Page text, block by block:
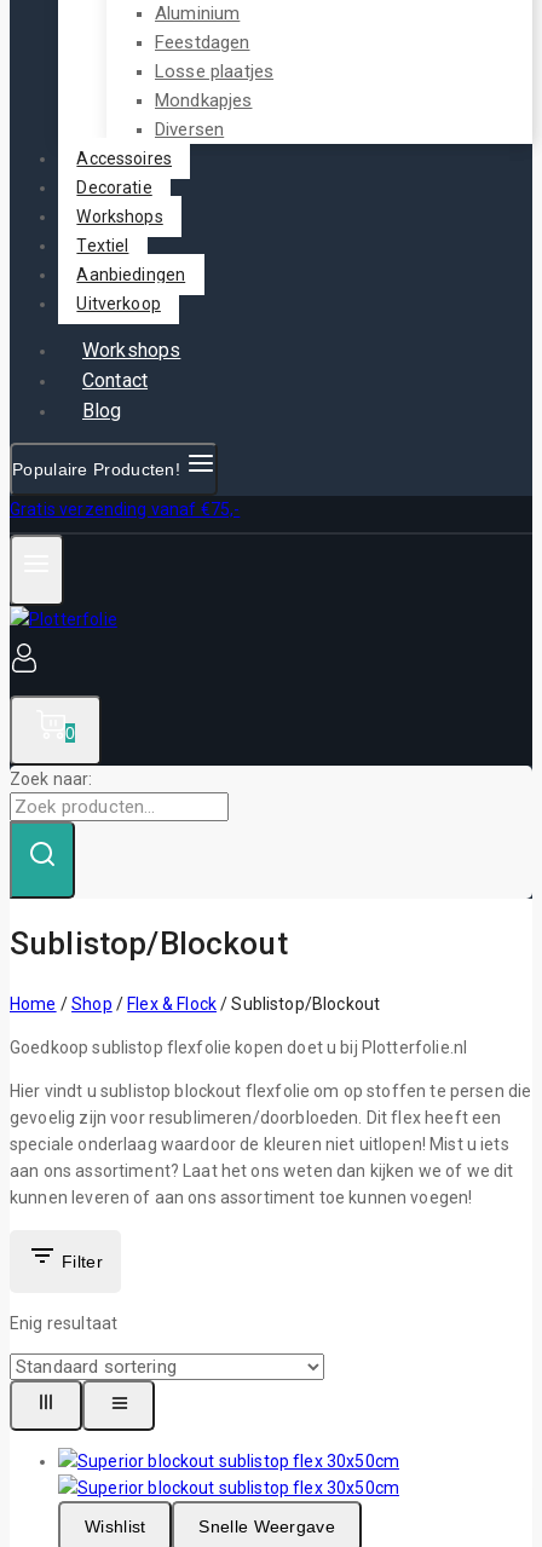
Aluminium
Feestdagen
Losse plaatjes
Mondkapjes
Diversen
Accessoires
Decoratie
Workshops
Textiel
Aanbiedingen
Uitverkoop
Workshops
Contact
Blog
Populaire Producten!
Gratis verzending vanaf €75,-
0
Zoek naar:
Sublistop/Blockout
Home /Shop / Flex & Flock/ Sublistop/Blockout
Goedkoop sublistop flexfolie kopen doet u bij Plotterfolie.nl
Hier vindt u sublistop blockout flexfolie om op stoffen te persen die
gevoelig zijn voor resublimeren/doorbloeden. Dit flex heeft een
speciale onderlaag waardoor de kleuren niet uitlopen! Mist u iets
aan ons assortiment? Laat het ons weten dan kijken we of we dit
kunnen leveren of aan ons assortiment toe kunnen voegen!
Filter
Enig resultaat
Wishlist Snelle Weergave